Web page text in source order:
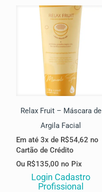
Relax Fruit – Máscara de
Argila Facial
Em até 3x de R$54,62 no
Cartão de Crédito
Ou R$135,00 no Pix
Login Cadastro
Profissional